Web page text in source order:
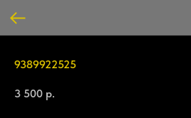
9389922525
3 500 р.